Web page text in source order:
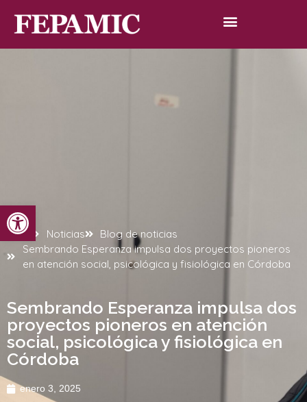
Abrir barra de herramientas
Inicio Noticias
Blog de noticias
Sembrando Esperanza impulsa dos proyectos pioneros
en atención social, psicológica y fisiológica en Córdoba
Sembrando Esperanza impulsa dos
proyectos pioneros en atención
social, psicológica y fisiológica en
Córdoba
enero 3, 2025